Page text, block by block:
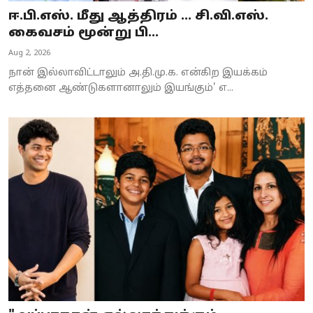
ஈ.பி.எஸ். மீது ஆத்திரம் ... சி.வி.எஸ்.
கைவசம் மூன்று பி...
Aug 2, 2026
நான் இல்லாவிட்டாலும் அ.தி.மு.க. என்கிற இயக்கம்
எத்தனை ஆண்டுகளானாலும் இயங்கும்' எ...